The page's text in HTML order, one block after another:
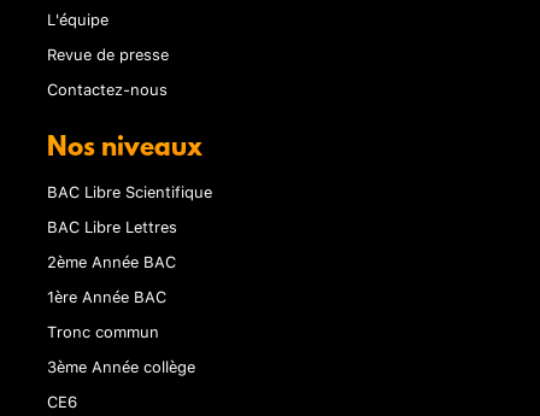
L'équipe
Revue de presse
Contactez-nous
Nos niveaux
BAC Libre Scientifique
BAC Libre Lettres
2ème Année BAC
1ère Année BAC
Tronc commun
3ème Année collège
CE6